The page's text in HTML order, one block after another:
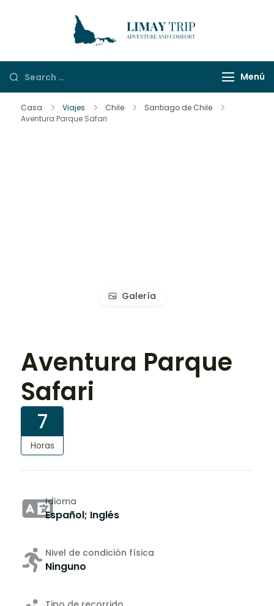
Menú
Casa Viajes Chile
Santiago de Chile
Aventura Parque Safari
Galería
Aventura Parque
Safari
7
Horas
Idioma
Español; Inglés
Nivel de condición física
Ninguno